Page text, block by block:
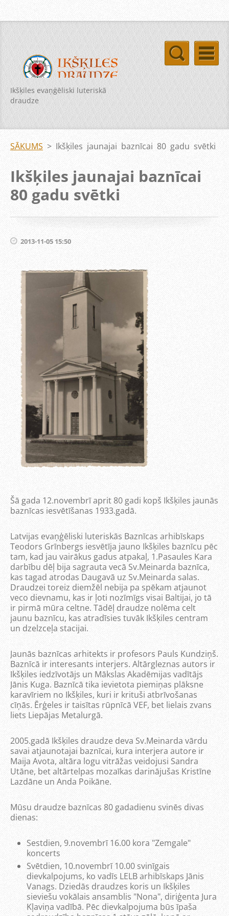
Ikšķiles evaņģēliski luteriskā
draudze
SĀKUMS > Ikšķiles jaunajai baznīcai 80 gadu svētki
Ikšķiles jaunajai baznīcai
80 gadu svētki
2013-11-05 15:50
Šā gada 12.novembrī aprit 80 gadi kopš Ikšķiles jaunās
baznīcas iesvētīšanas 1933.gadā.
Latvijas evaņģēliski luteriskās Baznīcas arhibīskaps
Teodors Grīnbergs iesvētīja jauno Ikšķiles baznīcu pēc
tam, kad jau vairākus gadus atpakaļ, 1.Pasaules Kara
darbību dēļ bija sagrauta vecā Sv.Meinarda baznīca,
kas tagad atrodas Daugavā uz Sv.Meinarda salas.
Draudzei toreiz diemžēl nebija pa spēkam atjaunot
veco dievnamu, kas ir ļoti nozīmīgs visai Baltijai, jo tā
ir pirmā mūra celtne. Tādēļ draudze nolēma celt
jaunu baznīcu, kas atradīsies tuvāk Ikšķiles centram
un dzelzceļa stacijai.
Jaunās baznīcas arhitekts ir profesors Pauls Kundziņš.
Baznīcā ir interesants interjers. Altārgleznas autors ir
Ikšķiles iedzīvotājs un Mākslas Akadēmijas vadītājs
Jānis Kuga. Baznīcā tika ievietota piemiņas plāksne
karavīriem no Ikšķiles, kuri ir krituši atbrīvošanas
cīņās. Ērģeles ir taisītas rūpnīcā VEF, bet lielais zvans
liets Liepājas Metalurgā.
2005.gadā Ikšķiles draudze deva Sv.Meinarda vārdu
savai atjaunotajai baznīcai, kura interjera autore ir
Maija Avota, altāra logu vitrāžas veidojusi Sandra
Utāne, bet altārtelpas mozaīkas darinājušas Kristīne
Lazdāne un Anda Poikāne.
Mūsu draudze baznīcas 80 gadadienu svinēs divas
dienas:
Sestdien, 9.novembrī 16.00 kora "Zemgale"
koncerts
Svētdien, 10.novembrī 10.00 svinīgais
dievkalpojums, ko vadīs LELB arhibīskaps Jānis
Vanags. Dziedās draudzes koris un Ikšķiles
sieviešu vokālais ansamblis "Nona", diriģenta Jura
Kļaviņa vadībā. Pēc dievkalpojuma būs īpaša